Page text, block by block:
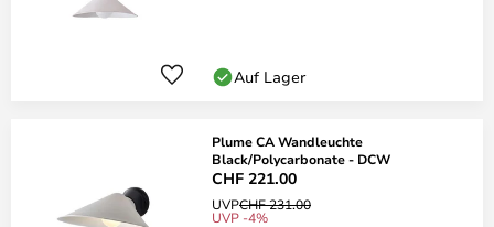
Auf Lager
Plume CA Wandleuchte
Black/Polycarbonate - DCW
CHF 221.00
UVPCHF 231.00
UVP -4%